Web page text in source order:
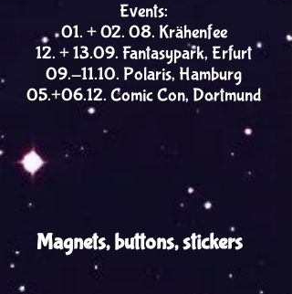
Events:
01. + 02. 08. Krähenfee
12. + 13.09. Fantasypark, Erfurt
09.-11.10. Polaris, Hamburg
05.+06.12. Comic Con, Dortmund
Magnets, buttons, stickers